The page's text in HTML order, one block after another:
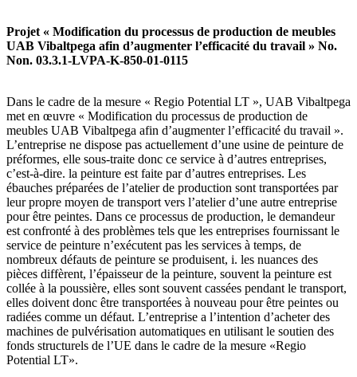
Projet « Modification du processus de production de meubles
UAB Vibaltpega afin d’augmenter l’efficacité du travail » No.
Non. 03.3.1-LVPA-K-850-01-0115
Dans le cadre de la mesure « Regio Potential LT », UAB Vibaltpega
met en œuvre « Modification du processus de production de
meubles UAB Vibaltpega afin d’augmenter l’efficacité du travail ».
L’entreprise ne dispose pas actuellement d’une usine de peinture de
préformes, elle sous-traite donc ce service à d’autres entreprises,
c’est-à-dire. la peinture est faite par d’autres entreprises. Les
ébauches préparées de l’atelier de production sont transportées par
leur propre moyen de transport vers l’atelier d’une autre entreprise
pour être peintes. Dans ce processus de production, le demandeur
est confronté à des problèmes tels que les entreprises fournissant le
service de peinture n’exécutent pas les services à temps, de
nombreux défauts de peinture se produisent, i. les nuances des
pièces diffèrent, l’épaisseur de la peinture, souvent la peinture est
collée à la poussière, elles sont souvent cassées pendant le transport,
elles doivent donc être transportées à nouveau pour être peintes ou
radiées comme un défaut. L’entreprise a l’intention d’acheter des
machines de pulvérisation automatiques en utilisant le soutien des
fonds structurels de l’UE dans le cadre de la mesure «Regio
Potential LT».